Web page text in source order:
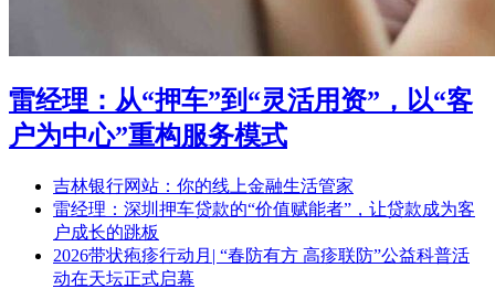
雷经理：从“押车”到“灵活用资”，以“客
户为中心”重构服务模式
吉林银行网站：你的线上金融生活管家
雷经理：深圳押车贷款的“价值赋能者”，让贷款成为客
户成长的跳板
2026带状疱疹行动月| “春防有方 高疹联防”公益科普活
动在天坛正式启幕